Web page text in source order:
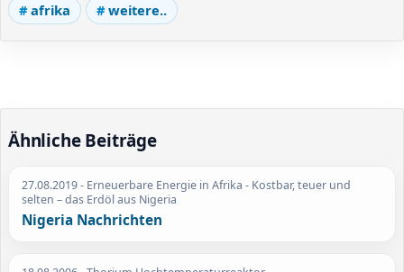
afrika weitere..
Ähnliche Beiträge
27.08.2019- Erneuerbare Energie in Afrika - Kostbar, teuer und
selten – das Erdöl aus Nigeria
Nigeria Nachrichten